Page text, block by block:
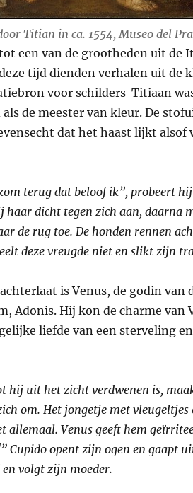
Titian in ca. 1554, Museo del
een van de grootheden uit de
tijd dienden verhalen uit de
voor schilders Titiaan
als de meester van kleur. De
dat het haast lijkt alsof
terug dat beloof ik”, probeert
haar dicht tegen zich aan, daarna
de rug toe. De honden rennen
deze vreugde niet en slikt zijn
is Venus, de godin van
Adonis. Hij kon de charme van
liefde van een sterveling
hij uit het zicht verdwenen is,
om. Het jongetje met vleugeltjes
allemaal. Venus geeft hem
Cupido opent zijn ogen en gaapt
volgt zijn moeder.